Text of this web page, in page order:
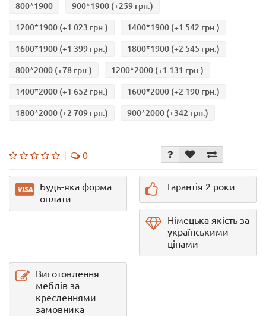
800*1900 900*1900 (+259 грн.)
1200*1900 (+1 023 грн.) 1400*1900 (+1 542 грн.)
1600*1900 (+1 399 грн.) 1800*1900 (+2 545 грн.)
800*2000 (+78 грн.) 1200*2000 (+1 131 грн.)
1400*2000 (+1 652 грн.) 1600*2000 (+2 190 грн.)
1800*2000 (+2 709 грн.) 900*2000 (+342 грн.)
0
Будь-яка форма
оплати
Гарантія 2 роки
Німецька якість за
українськими
цінами
Виготовлення
меблів за
кресленнями
замовника